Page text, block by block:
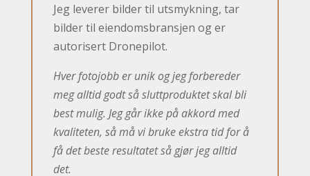
Jeg leverer bilder til utsmykning, tar
bilder til eiendomsbransjen og er
autorisert Dronepilot.
Hver fotojobb er unik og jeg forbereder
meg alltid godt så sluttproduktet skal bli
best mulig. Jeg går ikke på akkord med
kvaliteten, så må vi bruke ekstra tid for å
få det beste resultatet så gjør jeg alltid
det.